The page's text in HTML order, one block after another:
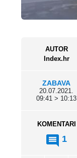
AUTOR
Index.hr
ZABAVA
20.07.2021.
09:41 > 10:13
KOMENTARI
1